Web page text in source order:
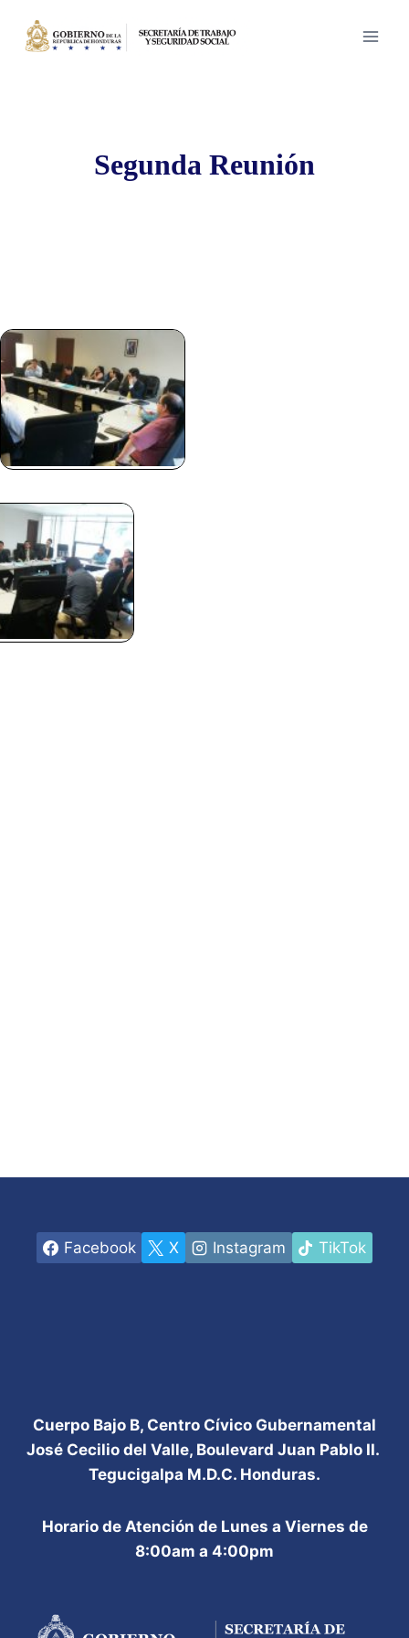
Segunda Reunión
Facebook X Instagram TikTok
Cuerpo Bajo B, Centro Cívico Gubernamental
José Cecilio del Valle, Boulevard Juan Pablo II.
Tegucigalpa M.D.C. Honduras.
Horario de Atención de Lunes a Viernes de
8:00am a 4:00pm